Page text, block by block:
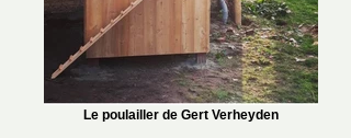
Le poulailler de Gert Verheyden